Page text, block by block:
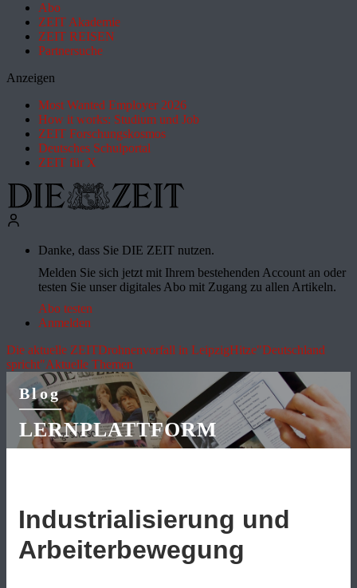
Abo
ZEIT Akademie
ZEIT REISEN
Partnersuche
Anzeigen
Most Wanted Employer 2026
How it works: Studium und Job
ZEIT Forschungskosmos
Deutsches Schulportal
ZEIT für X
Danke, dass Sie DIE ZEIT nutzen.
Melden Sie sich jetzt mit Ihrem bestehenden Account an oder
testen Sie unser digitales Abo mit Zugang zu allen Artikeln.
Abo testen
Anmelden
Die aktuelle ZEITDrohnenvorfall in LeipzigHitze"Deutschland
spricht"Aktuelle Themen
Blog
LERNPLATTFORM
Industrialisierung und
Arbeiterbewegung